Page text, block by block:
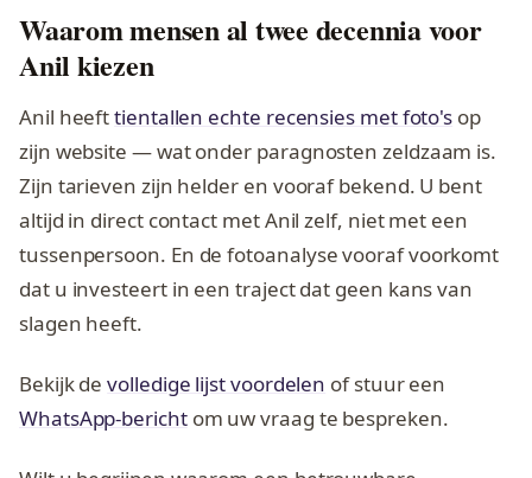
Waarom mensen al twee decennia voor
Anil kiezen
Anil heefttientallen echte recensies met foto's op
zijn website — wat onder paragnosten zeldzaam is.
Zijn tarieven zijn helder en vooraf bekend. U bent
altijd in direct contact met Anil zelf, niet met een
tussenpersoon. En de fotoanalyse vooraf voorkomt
dat u investeert in een traject dat geen kans van
slagen heeft.
Bekijk devolledige lijst voordelen of stuur een
WhatsApp-berichtom uw vraag te bespreken.